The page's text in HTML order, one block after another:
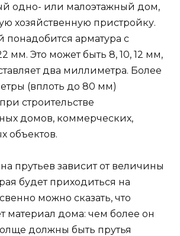
одно- или малоэтажный дом,
хозяйственную пристройку.
понадобится арматура с
мм. Это может быть 8, 10, 12 мм,
два миллиметра. Более
(вплоть до 80 мм)
строительстве
домов, коммерческих,
объектов.
прутьев зависит от величины
будет приходиться на
можно сказать, что
материал дома: чем более он
должны быть прутья